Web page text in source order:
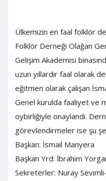
Ülkemizin en faal folklör
Folklör Derneği Olağan
Gelişim Akademisi
uzun yıllardır faal olarak
eğitmen olarak çalışan
Genel kurulda faaliyet ve
oybirliğiyle onaylandı.
görevlendirmeler ise şu
Başkan: İsmail Manyera
Başkan Yrd: İbrahim
Sekreterler: Nuray